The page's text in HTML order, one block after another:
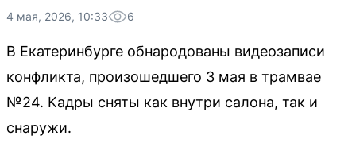
4 мая, 2026, 10:33 6
В Екатеринбурге обнародованы видеозаписи
конфликта, произошедшего 3 мая в трамвае
№24. Кадры сняты как внутри салона, так и
снаружи.